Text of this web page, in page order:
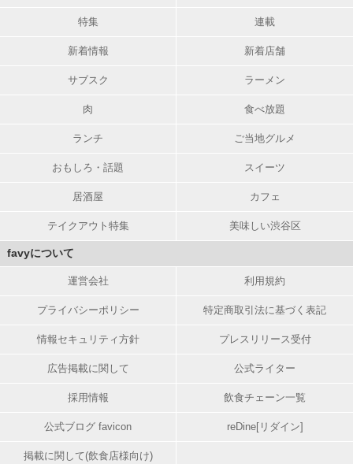
特集 連載
新着情報 新着店舗
サブスク ラーメン
肉 食べ放題
ランチ ご当地グルメ
おもしろ・話題 スイーツ
居酒屋 カフェ
テイクアウト特集 美味しい渋谷区
favyについて
運営会社 利用規約
プライバシーポリシー 特定商取引法に基づく表記
情報セキュリティ方針 プレスリリース受付
広告掲載に関して 公式ライター
採用情報 飲食チェーン一覧
公式ブログ favicon reDine[リダイン]
掲載に関して(飲食店様向け)